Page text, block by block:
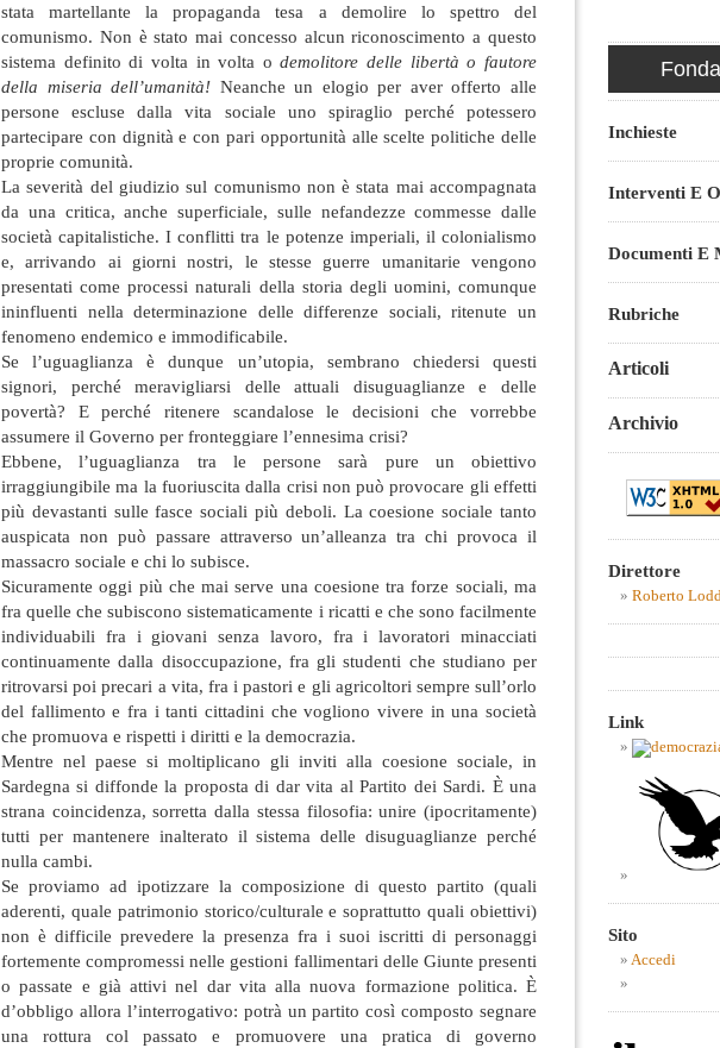
stata martellante la propaganda tesa a demolire lo spettro del
comunismo. Non è stato mai concesso alcun riconoscimento a questo
sistema definito di volta in volta odemolitore delle libertà o fautore
della miseria dell’umanità! Neanche un elogio per aver offerto alle
persone escluse dalla vita sociale uno spiraglio perché potessero
partecipare con dignità e con pari opportunità alle scelte politiche delle
proprie comunità.
La severità del giudizio sul comunismo non è stata mai accompagnata
da una critica, anche superficiale, sulle nefandezze commesse dalle
società capitalistiche. I conflitti tra le potenze imperiali, il colonialismo
e, arrivando ai giorni nostri, le stesse guerre umanitarie vengono
presentati come processi naturali della storia degli uomini, comunque
ininfluenti nella determinazione delle differenze sociali, ritenute un
fenomeno endemico e immodificabile.
Se l’uguaglianza è dunque un’utopia, sembrano chiedersi questi
signori, perché meravigliarsi delle attuali disuguaglianze e delle
povertà? E perché ritenere scandalose le decisioni che vorrebbe
assumere il Governo per fronteggiare l’ennesima crisi?
Ebbene, l’uguaglianza tra le persone sarà pure un obiettivo
irraggiungibile ma la fuoriuscita dalla crisi non può provocare gli effetti
più devastanti sulle fasce sociali più deboli. La coesione sociale tanto
auspicata non può passare attraverso un’alleanza tra chi provoca il
massacro sociale e chi lo subisce.
Sicuramente oggi più che mai serve una coesione tra forze sociali, ma
fra quelle che subiscono sistematicamente i ricatti e che sono facilmente
individuabili fra i giovani senza lavoro, fra i lavoratori minacciati
continuamente dalla disoccupazione, fra gli studenti che studiano per
ritrovarsi poi precari a vita, fra i pastori e gli agricoltori sempre sull’orlo
del fallimento e fra i tanti cittadini che vogliono vivere in una società
che promuova e rispetti i diritti e la democrazia.
Mentre nel paese si moltiplicano gli inviti alla coesione sociale, in
Sardegna si diffonde la proposta di dar vita al Partito dei Sardi. È una
strana coincidenza, sorretta dalla stessa filosofia: unire (ipocritamente)
tutti per mantenere inalterato il sistema delle disuguaglianze perché
nulla cambi.
Se proviamo ad ipotizzare la composizione di questo partito (quali
aderenti, quale patrimonio storico/culturale e soprattutto quali obiettivi)
non è difficile prevedere la presenza fra i suoi iscritti di personaggi
fortemente compromessi nelle gestioni fallimentari delle Giunte presenti
o passate e già attivi nel dar vita alla nuova formazione politica. È
d’obbligo allora l’interrogativo: potrà un partito così composto segnare
una rottura col passato e promuovere una pratica di governo
Inchieste
Interventi E
Documenti E
Rubriche
Articoli
Archivio
Direttore
Roberto
Link
Sito
Accedi